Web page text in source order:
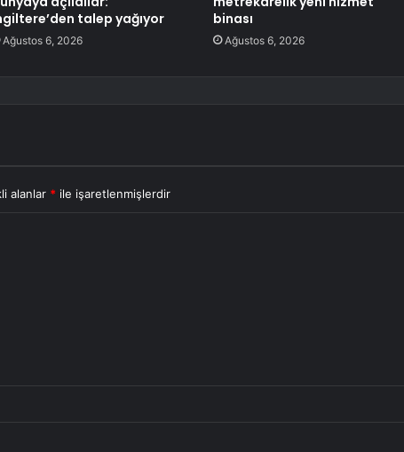
talep yağıyor
Ağustos 6, 2026
binası
Ağustos 6, 2026
alanlar * ile işaretlenmişlerdir